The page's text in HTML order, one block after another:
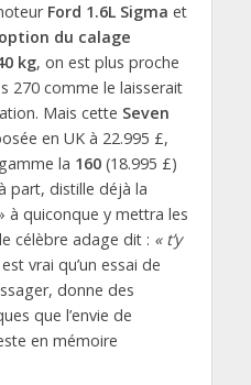
Ford 1.6L Sigma et
du calage
kg, on est plus proche
270 comme le laisserait
Mais cette Seven
en UK à 22.995 £,
la 160(18.995 £)
part, distille déjà la
à quiconque y mettra les
célèbre adage dit : « t’y
vrai qu’un essai de
donne des
que l’envie de
en mémoire